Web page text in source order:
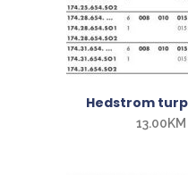
Hedstrom
13.00KM